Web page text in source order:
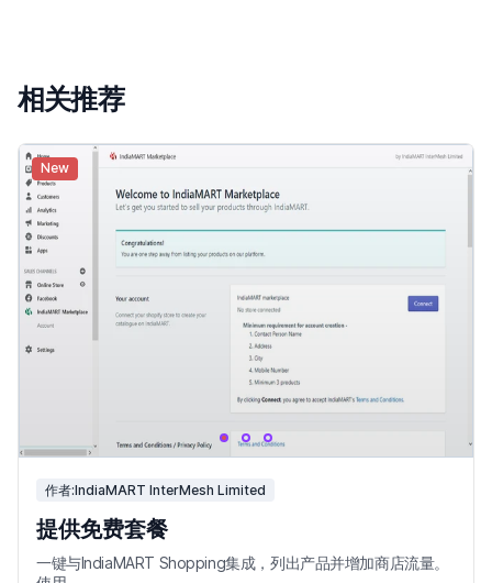
相关推荐
New
作者:IndiaMART InterMesh Limited
提供免费套餐
一键与IndiaMART Shopping集成，列出产品并增加商店流量。